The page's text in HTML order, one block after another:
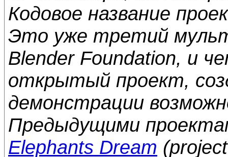
Кодовое название
Это уже третий
Blender Foundation, и
открытый проект,
демонстрации
Предыдущими
Elephants Dream